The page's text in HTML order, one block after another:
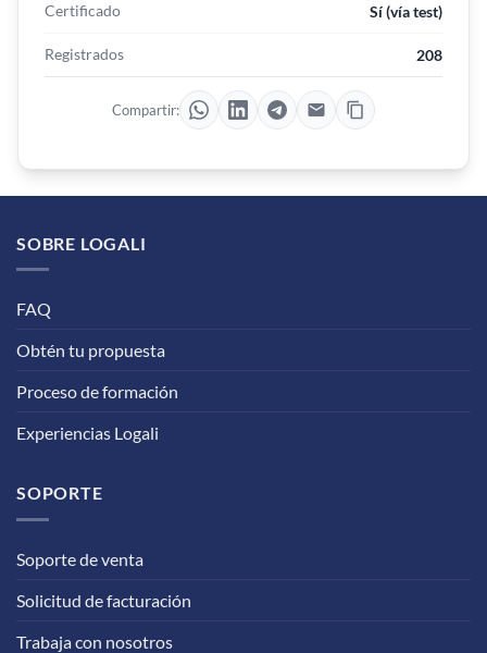
Certificado Sí (vía test)
Registrados 208
Compartir:
SOBRE LOGALI
FAQ
Obtén tu propuesta
Proceso de formación
Experiencias Logali
SOPORTE
Soporte de venta
Solicitud de facturación
Trabaja con nosotros